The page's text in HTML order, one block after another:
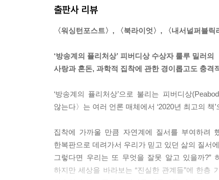
다시 한 번 또 읽고 싶은 문장들로 가득할 것이다.
리, 인간을 만드는 데 필요한 실험에 관한 실마리,
우리는 세상이 기본적으로 냉담한 곳이라는 것을
작은 거짓말 하나가 그 날카로운 모서리를 둥글
에서 가끔 우리는 우연한 승리를 거두기도 한다.
인간의 지력으로 도저히 다 이해할 수 없는 생태
는 때로 “민들레 원칙”이라고도 불리는 철학적 개
하는 가치 있는 약초로 여겨지기도 한다.
출판사 리뷰
〈워싱턴포스트〉, 〈북라이엇〉, 〈내서널퍼블
‘방송계의 퓰리처상’ 피버디상 수상자 룰루 밀러의
사랑과 혼돈, 과학적 집착에 관한 경이롭고도 충격
‘방송계의 퓰리처상’으로 불리는 피버디상
않는다〉는 여러 언론 매체에서 ‘2020년 최고의
집착에 가까울 만큼 자연계에 질서를 부여하려
한복판으로 데려가서 우리가 믿고 있던 삶의 질서
그렇다면 우리는 또 무엇을 잘못 알고 있을까?”
하지만 세상을 바라보는 “진실한 관계들”에 한층